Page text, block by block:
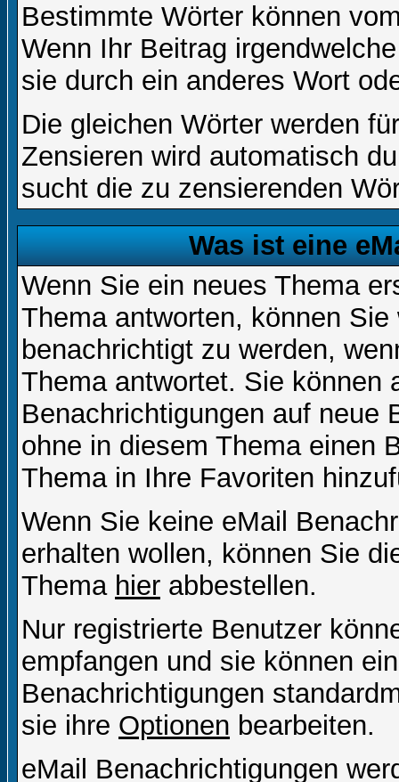
Bestimmte Wörter können
Wenn Ihr Beitrag
sie durch ein anderes Wort
Die gleichen Wörter werden
Zensieren wird automatisch
sucht die zu zensierenden
Was ist eine
Wenn Sie ein neues Thema
Thema antworten, können
benachrichtigt zu werden,
Thema antwortet. Sie können
Benachrichtigungen auf neue
ohne in diesem Thema einen
Thema in Ihre Favoriten
Wenn Sie keine eMail
erhalten wollen, können Sie
Thema hier abbestellen.
Nur registrierte Benutzer
empfangen und sie können
Benachrichtigungen
sie ihre Optionen bearbeiten.
eMail Benachrichtigungen